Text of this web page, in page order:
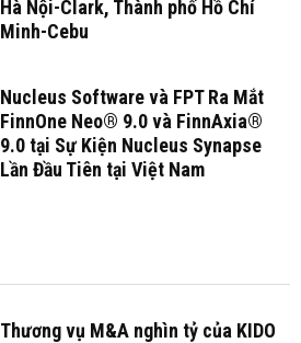
Hà Nội-Clark, Thành phố Hồ Chí
Minh-Cebu
Nucleus Software và FPT Ra Mắt
FinnOne Neo® 9.0 và FinnAxia®
9.0 tại Sự Kiện Nucleus Synapse
Lần Đầu Tiên tại Việt Nam
Thương vụ M&A nghìn tỷ của KIDO